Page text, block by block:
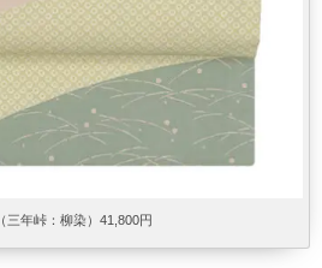
三年峠：柳染）41,800円